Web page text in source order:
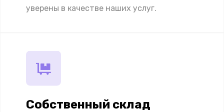
уверены в качестве наших услуг.
Собственный склад